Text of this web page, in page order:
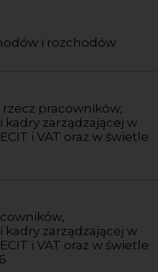
i rozchodów
pracowników,
kadry zarządzającej w
i VAT oraz w świetle
kadry zarządzającej w
i VAT oraz w świetle